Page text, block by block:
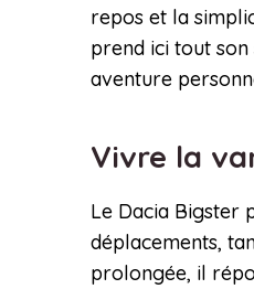
repos et la
prend ici tout
aventure
Vivre la
Le Dacia Bigster
déplacements,
prolongée, il